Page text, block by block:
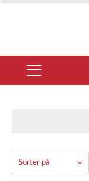
Sorter på